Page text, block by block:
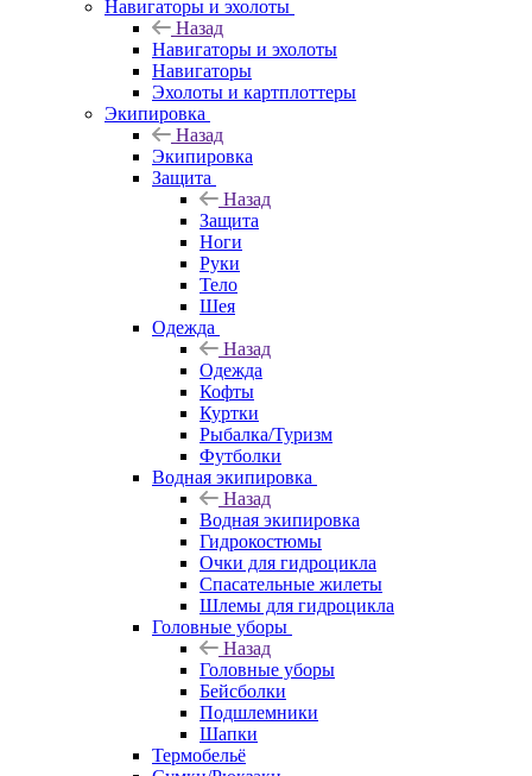
Навигаторы и эхолоты
Назад
Навигаторы и эхолоты
Навигаторы
Эхолоты и картплоттеры
Экипировка
Назад
Экипировка
Защита
Назад
Защита
Ноги
Руки
Тело
Шея
Одежда
Назад
Одежда
Кофты
Куртки
Рыбалка/Туризм
Футболки
Водная экипировка
Назад
Водная экипировка
Гидрокостюмы
Очки для гидроцикла
Спасательные жилеты
Шлемы для гидроцикла
Головные уборы
Назад
Головные уборы
Бейсболки
Подшлемники
Шапки
Термобельё